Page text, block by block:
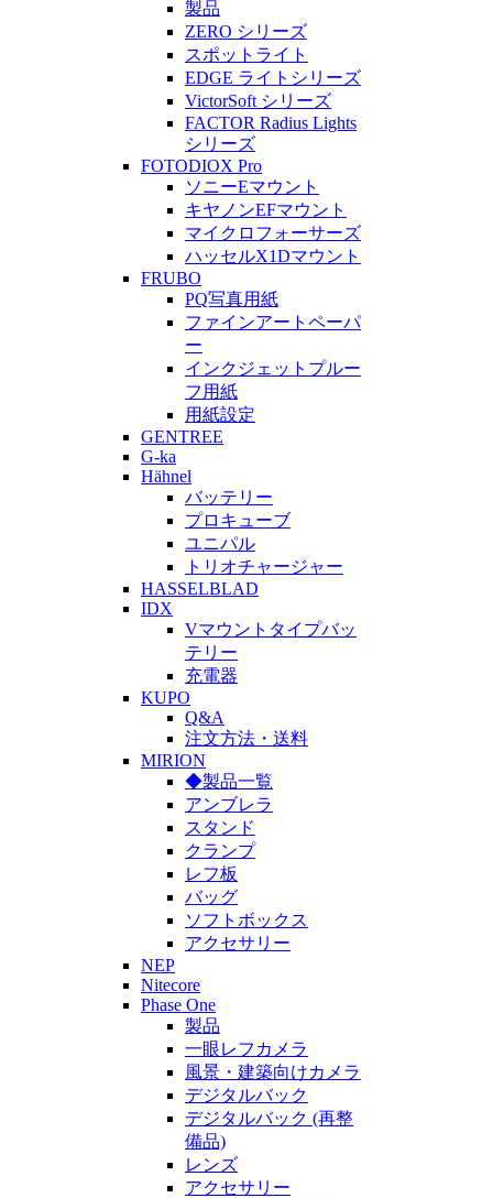
製品
ZERO シリーズ
スポットライト
EDGE ライトシリーズ
VictorSoft シリーズ
FACTOR Radius Lights
シリーズ
FOTODIOX Pro
ソニーEマウント
キヤノンEFマウント
マイクロフォーサーズ
ハッセルX1Dマウント
FRUBO
PQ写真用紙
ファインアートペーパ
ー
インクジェットプルー
フ用紙
用紙設定
GENTREE
G-ka
Hähnel
バッテリー
プロキューブ
ユニパル
トリオチャージャー
HASSELBLAD
IDX
Vマウントタイプバッ
テリー
充電器
KUPO
Q&A
注文方法・送料
MIRION
◆製品一覧
アンブレラ
スタンド
クランプ
レフ板
バッグ
ソフトボックス
アクセサリー
NEP
Nitecore
Phase One
製品
一眼レフカメラ
風景・建築向けカメラ
デジタルバック
デジタルバック (再整
備品)
レンズ
アクセサリー